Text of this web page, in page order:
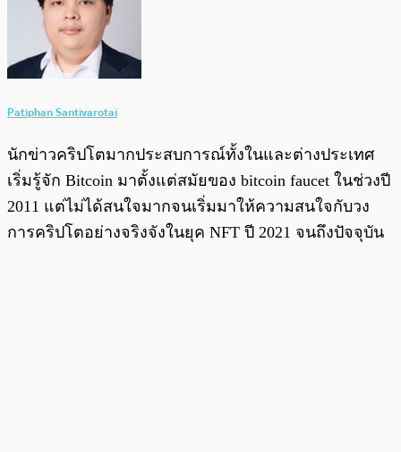
Patiphan Santivarotai
นักข่าวคริปโตมากประสบการณ์ทั้งในและต่างประเทศ
เริ่มรู้จัก Bitcoin มาตั้งแต่สมัยของ bitcoin faucet ในช่วงปี
2011 แต่ไม่ได้สนใจมากจนเริ่มมาให้ความสนใจกับวง
การคริปโตอย่างจริงจังในยุค NFT ปี 2021 จนถึงปัจจุบัน